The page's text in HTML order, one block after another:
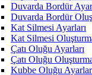
Duvarda Bordür
Duvarda Bordür
Kat Silmesi Ayarları
Kat Silmesi
Çatı Oluğu Ayarları
Çatı Oluğu
Kubbe Oluğu